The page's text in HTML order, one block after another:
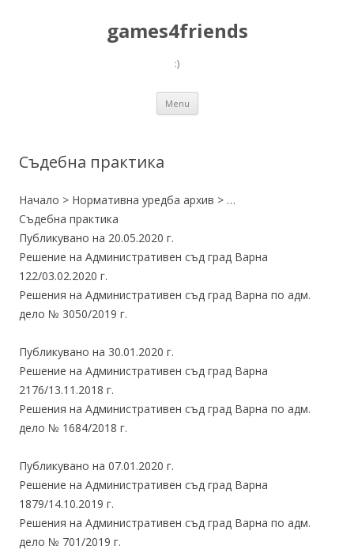
games4friends
:)
Menu Skip
content
Съдебна практика
Начало > Нормативна уредба архив > …
Съдебна практика
Публикувано на 20.05.2020 г.
Решение на Административен съд град Варна
122/03.02.2020 г.
Решения на Административен съд град Варна по адм.
дело № 3050/2019 г.
Публикувано на 30.01.2020 г.
Решение на Административен съд град Варна
2176/13.11.2018 г.
Решения на Административен съд град Варна по адм.
дело № 1684/2018 г.
Публикувано на 07.01.2020 г.
Решение на Административен съд град Варна
1879/14.10.2019 г.
Решения на Административен съд град Варна по адм.
дело № 701/2019 г.